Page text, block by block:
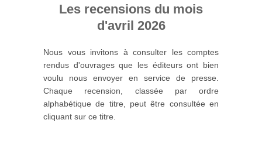
Les recensions du mois
d'avril 2026
Nous vous invitons à consulter les comptes
rendus d'ouvrages que les éditeurs ont bien
voulu nous envoyer en service de presse.
Chaque recension, classée par ordre
alphabétique de titre, peut être consultée en
cliquant sur ce titre.